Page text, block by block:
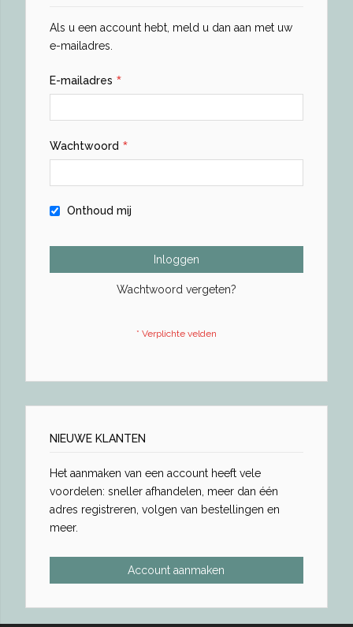
Als u een account hebt, meld u dan aan met uw
e-mailadres.
E-mailadres
Wachtwoord
Onthoud mij
Inloggen
Wachtwoord vergeten?
NIEUWE KLANTEN
Het aanmaken van een account heeft vele
voordelen: sneller afhandelen, meer dan één
adres registreren, volgen van bestellingen en
meer.
Account aanmaken